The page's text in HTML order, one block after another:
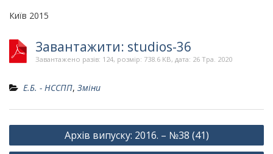
Київ 2015
Завантажити: studios-36
Завантажено разів: 124, розмір: 738.6 KB, дата: 26 Тра. 2020
Е.Б. - НССПП, Зміни
Навігація
записів
Архів випуску: 2016. – №38 (41)